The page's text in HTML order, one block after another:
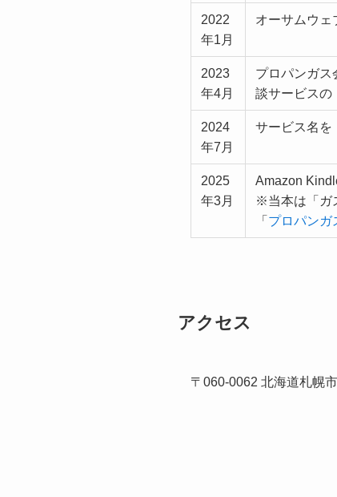
2022
年1月
オーサムウェ
2023
年4月
プロパンガス
談サービスの
2024
年7月
サービス名を
2025
年3月
Amazon
※当本は「ガ
「 プロパンガ
アクセス
〒060-0062 北海道札幌